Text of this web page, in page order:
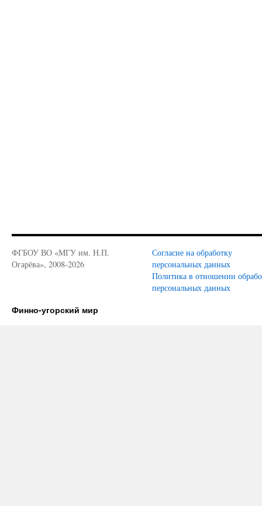
ФГБОУ ВО «МГУ им. Н.П.
Огарёва», 2008-2026
Согласие на обработку
персональных данных
Политика в отношении
персональных данных
Финно-угорский мир